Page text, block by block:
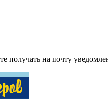
получать на почту